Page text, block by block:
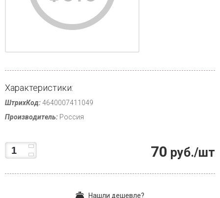
Характеристики:
ШтрихКод:4640007411049
Производитель: Россия
70 руб./шт
Нашли дешевле?